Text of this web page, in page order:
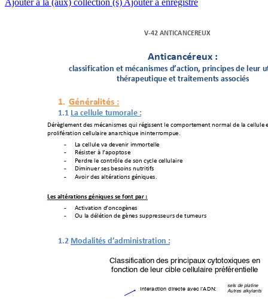
V"42%ANTICANCEREUX%
Anticancéreux%:%%
classification%et%mécanismes%d’action,%principes%de%
thérapeutique%et%traitements%associés
1. Général ités %:%
1.1 La%cellule%tumorale%:%
!"#$%&'(')*+,'-+("./)0-('-+120+#"%0--')*+&'+.3(43#*'(')*+)3#(/&+,'+&/+.'&&2&'+
4#3&05"#/*03)+.'&&2&/0#'+/)/#.6012'+0)0)*'##3(42'
- 8/+.'&&2&'+9/+,'9')0#+0((3#*'&&'
- :"-0-*'#+ ;+&</434*3-'+
- ='#,#'+&'+.3)*#>&'+,'+-3)+.?.&'+.'&&2&/0#'+
- !0(0)2'#+-'-+ @'-30)- +)2*#0*05-
- A930#+,'-+/&*"#/*03)- +%")012'-
Les%altérations%géniques%se%font%par%:%
- A.*09/*03)+,<3).3%$)'-
- B2+&/+,"&"*03)+,'+%$)'-+-244#'--'2#-+,'+*2('2#-
1.2 Modalités%d’administration %:%
Classification des principaux cytotoxiques en
fonction de leur cible cellulaire préférentielle
Interaction directe avec l’AD N:
sels de platine
Autres alkylants